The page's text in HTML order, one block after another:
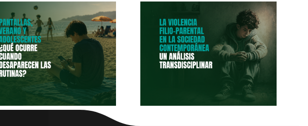
La Violencia Filio-
Parental En La
Sociedad
Contemporánea